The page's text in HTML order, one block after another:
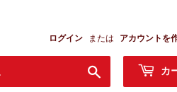
ログイン または アカウントを
索
カ